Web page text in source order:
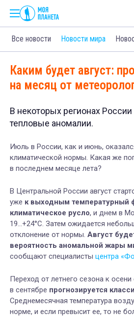
Все новости Новости мира
Каким будет август:
на месяц от
В некоторых регионах
тепловые аномалии.
Июль в России, как и июнь,
климатической нормы. Какая же
в последнем месяце лета?
В Центральной России август
уже к выходным температурный
климатическое русло, и днем в
19…+24°С. Затем ожидается
отклонение от нормы. Август
вероятность аномальной жары
сообщают специалисты центра
Переход от летнего сезона к
в сентябре прогнозируется
Среднемесячная температура
норме, и если превысит ее, то не